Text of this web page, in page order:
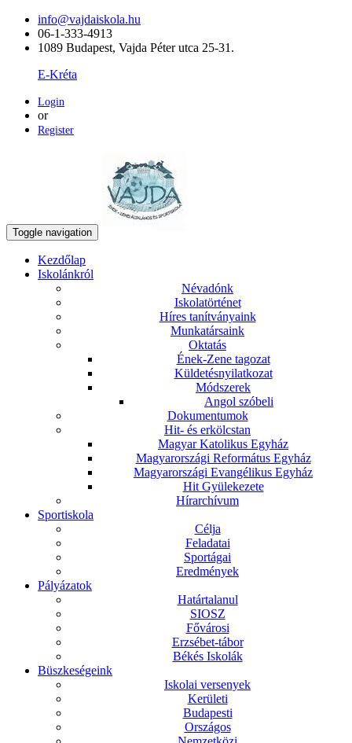
info@vajdaiskola.hu
06-1-333-4913
1089 Budapest, Vajda Péter utca 25-31.
E-Kréta
Login
or
Register
Toggle navigation
Kezdőlap
Iskolánkról
Névadónk
Iskolatörténet
Híres tanítványaink
Munkatársaink
Oktatás
Ének-Zene tagozat
Küldetésnyilatkozat
Módszerek
Angol szóbeli
Dokumentumok
Hit- és erkölcstan
Magyar Katolikus Egyház
Magyarországi Református Egyház
Magyarországi Evangélikus Egyház
Hit Gyülekezete
Hírarchívum
Sportiskola
Célja
Feladatai
Sportágai
Eredmények
Pályázatok
Határtalanul
SIOSZ
Fővárosi
Erzsébet-tábor
Békés Iskolák
Büszkeségeink
Iskolai versenyek
Kerületi
Budapesti
Országos